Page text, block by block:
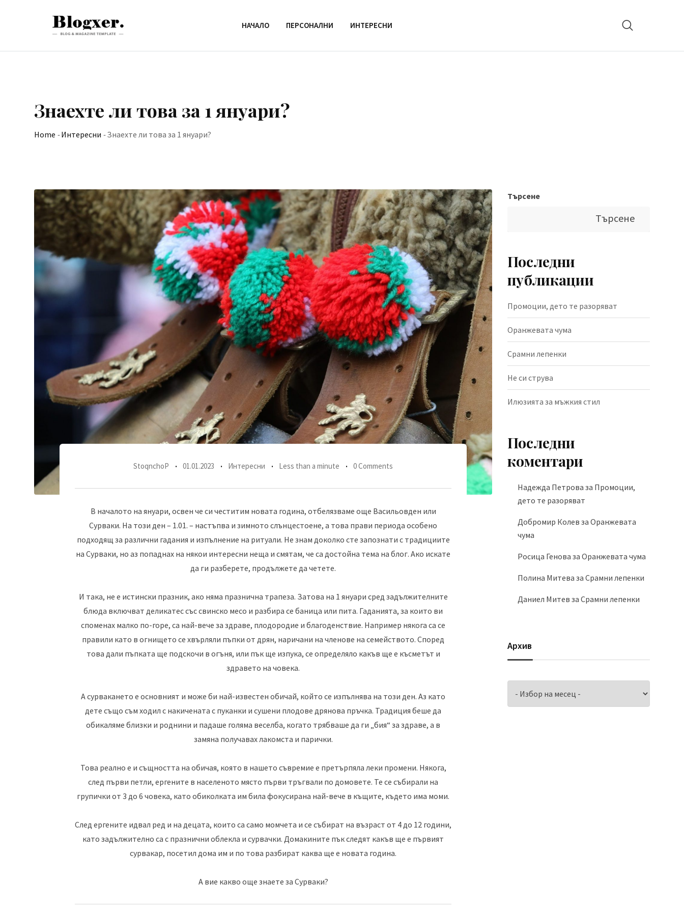
НАЧАЛО ПЕРСОНАЛНИ ИНТЕРЕСНИ
Знаехте ли това за 1 януари?
Home -Интересни -Знаехте ли това за 1 януари?
StoqnchoP 01.01.2023 Интересни Less than a minute 0 Comments
В началото на януари, освен че си честитим новата година, отбелязваме още Васильовден или
Сурваки. На този ден – 1.01. – настъпва и зимното слънцестоене, а това прави периода особено
подходящ за различни гадания и изпълнение на ритуали. Не знам доколко сте запознати с традициите
на Сурваки, но аз попаднах на някои интересни неща и смятам, че са достойна тема на блог. Ако искате
да ги разберете, продължете да четете.
И така, не е истински празник, ако няма празнична трапеза. Затова на 1 януари сред задължителните
блюда включват деликатес със свинско месо и разбира се баница или пита. Гаданията, за които ви
споменах малко по-горе, са най-вече за здраве, плодородие и благоденствие. Например някога са се
правили като в огнището се хвърляли пъпки от дрян, наричани на членове на семейството. Според
това дали пъпката ще подскочи в огъня, или пък ще изпука, се определяло какъв ще е късметът и
здравето на човека.
А сурвакането е основният и може би най-известен обичай, който се изпълнява на този ден. Аз като
дете също съм ходил с накичената с пуканки и сушени плодове дрянова пръчка. Традиция беше да
обикаляме близки и роднини и падаше голяма веселба, когато трябваше да ги „бия“ за здраве, а в
замяна получавах лакомста и парички.
Това реално е и същността на обичая, която в нашето съвремие е претърпяла леки промени. Някога,
след първи петли, ергените в населеното място първи тръгвали по домовете. Те се събирали на
групички от 3 до 6 човека, като обиколката им била фокусирана най-вече в къщите, където има моми.
След ергените идвал ред и на децата, които са само момчета и се събират на възраст от 4 до 12 години,
като задължително са с празнични облекла и сурвачки. Домакините пък следят какъв ще е първият
сурвакар, посетил дома им и по това разбират каква ще е новата година.
А вие какво още знаете за Сурваки?
Търсене
Търсене
Последни
публикации
Промоции, дето те разоряват
Оранжевата чума
Срамни лепенки
Не си струва
Илюзията за мъжкия стил
Последни
коментари
Надежда Петрова за Промоции,
дето те разоряват
Добромир Колев за Оранжевата
чума
Росица Генова за Оранжевата чума
Полина Митева за Срамни лепенки
Даниел Митев за Срамни лепенки
Архив
Архив